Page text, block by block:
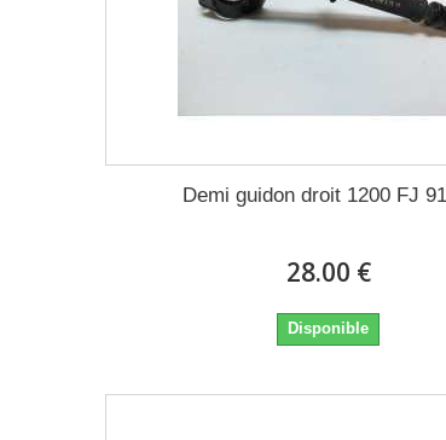
Demi guidon droit 1200 FJ
28.00 €
Disponible